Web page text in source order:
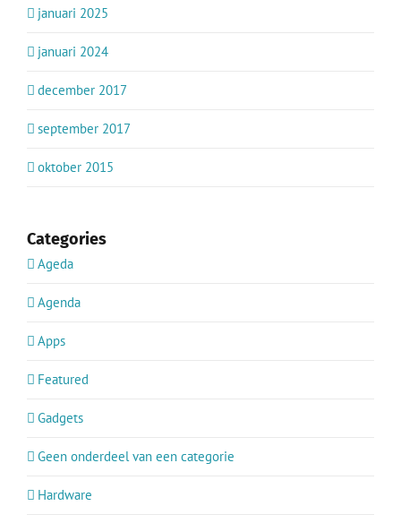
januari 2025
januari 2024
december 2017
september 2017
oktober 2015
Categories
Ageda
Agenda
Apps
Featured
Gadgets
Geen onderdeel van een categorie
Hardware